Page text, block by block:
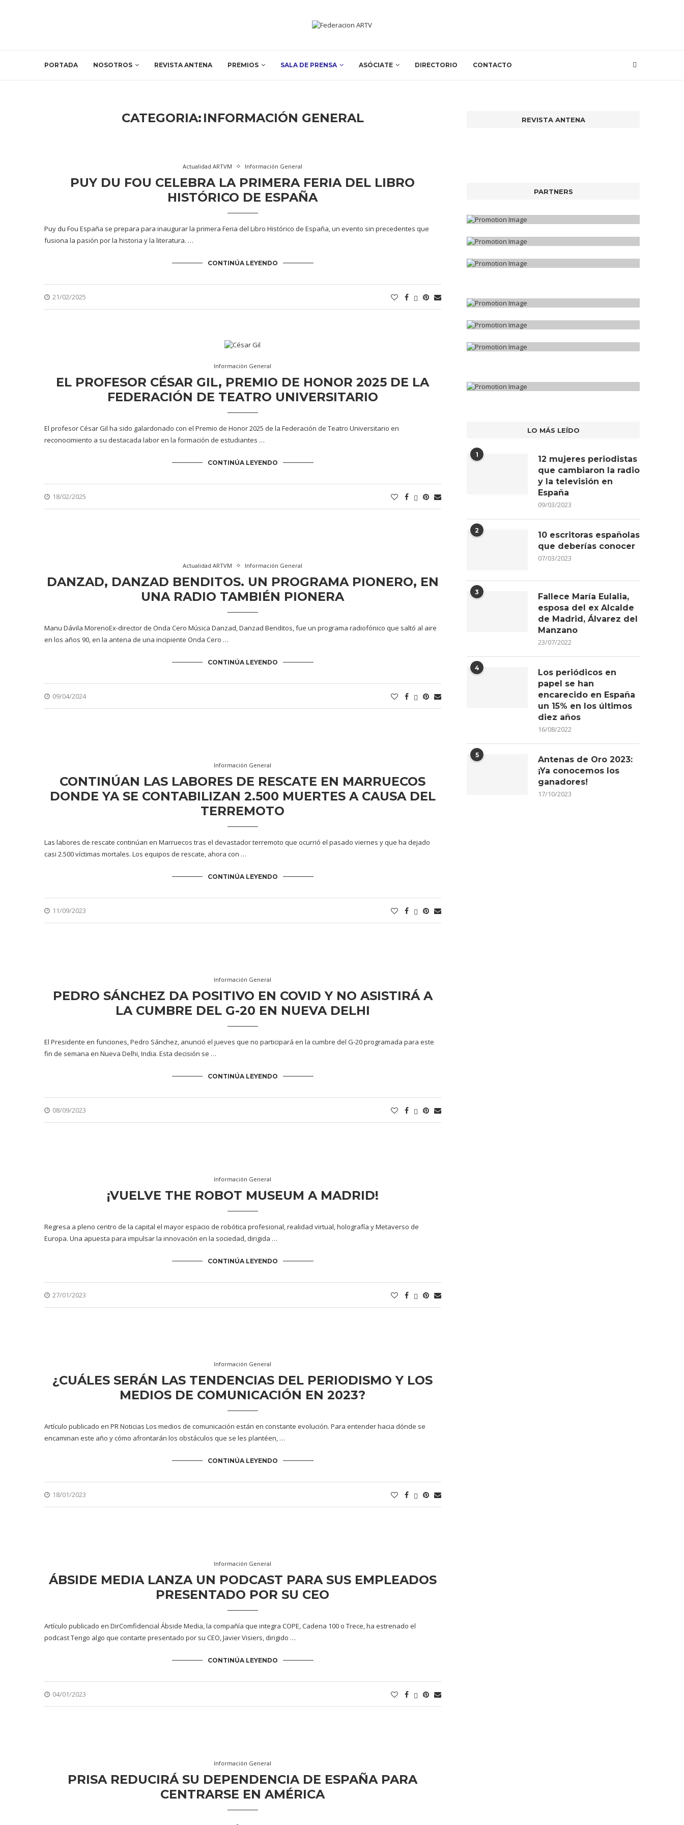
PORTADA NOSOTROS REVISTA ANTENA PREMIOS SALA DE PRENSA ASÓCIATE DIRECTORIO CONTACTO
CATEGORIA: INFORMACIÓN GENERAL
Actualidad ARTVM Información General
PUY DU FOU CELEBRA LA PRIMERA FERIA DEL LIBRO
HISTÓRICO DE ESPAÑA
Puy du Fou España se prepara para inaugurar la primera Feria del Libro Histórico de España, un evento sin precedentes que
fusiona la pasión por la historia y la literatura. …
CONTINÚA LEYENDO
21/02/2025
Información General
EL PROFESOR CÉSAR GIL, PREMIO DE HONOR 2025 DE LA
FEDERACIÓN DE TEATRO UNIVERSITARIO
El profesor César Gil ha sido galardonado con el Premio de Honor 2025 de la Federación de Teatro Universitario en
reconocimiento a su destacada labor en la formación de estudiantes …
CONTINÚA LEYENDO
18/02/2025
Actualidad ARTVM Información General
DANZAD, DANZAD BENDITOS. UN PROGRAMA PIONERO, EN
UNA RADIO TAMBIÉN PIONERA
Manu Dávila MorenoEx-director de Onda Cero Música Danzad, Danzad Benditos, fue un programa radiofónico que saltó al aire
en los años 90, en la antena de una incipiente Onda Cero …
CONTINÚA LEYENDO
09/04/2024
Información General
CONTINÚAN LAS LABORES DE RESCATE EN MARRUECOS
DONDE YA SE CONTABILIZAN 2.500 MUERTES A CAUSA DEL
TERREMOTO
Las labores de rescate continúan en Marruecos tras el devastador terremoto que ocurrió el pasado viernes y que ha dejado
casi 2.500 víctimas mortales. Los equipos de rescate, ahora con …
CONTINÚA LEYENDO
11/09/2023
Información General
PEDRO SÁNCHEZ DA POSITIVO EN COVID Y NO ASISTIRÁ A
LA CUMBRE DEL G-20 EN NUEVA DELHI
El Presidente en funciones, Pedro Sánchez, anunció el jueves que no participará en la cumbre del G-20 programada para este
fin de semana en Nueva Delhi, India. Esta decisión se …
CONTINÚA LEYENDO
08/09/2023
Información General
¡VUELVE THE ROBOT MUSEUM A MADRID!
Regresa a pleno centro de la capital el mayor espacio de robótica profesional, realidad virtual, holografía y Metaverso de
Europa. Una apuesta para impulsar la innovación en la sociedad, dirigida …
CONTINÚA LEYENDO
27/01/2023
Información General
¿CUÁLES SERÁN LAS TENDENCIAS DEL PERIODISMO Y LOS
MEDIOS DE COMUNICACIÓN EN 2023?
Artículo publicado en PR Noticias Los medios de comunicación están en constante evolución. Para entender hacia dónde se
encaminan este año y cómo afrontarán los obstáculos que se les plantéen, …
CONTINÚA LEYENDO
18/01/2023
Información General
ÁBSIDE MEDIA LANZA UN PODCAST PARA SUS EMPLEADOS
PRESENTADO POR SU CEO
Artículo publicado en DirComfidencial Ábside Media, la compañía que integra COPE, Cadena 100 o Trece, ha estrenado el
podcast Tengo algo que contarte presentado por su CEO, Javier Visiers, dirigido …
CONTINÚA LEYENDO
04/01/2023
Información General
PRISA REDUCIRÁ SU DEPENDENCIA DE ESPAÑA PARA
CENTRARSE EN AMÉRICA
REVISTA ANTENA
PARTNERS
LO MÁS LEÍDO
1
12 mujeres periodistas
que cambiaron la radio
y la televisión en
España
09/03/2023
2
10 escritoras españolas
que deberías conocer
07/03/2023
3
Fallece María Eulalia,
esposa del ex Alcalde
de Madrid, Álvarez del
Manzano
23/07/2022
4
Los periódicos en
papel se han
encarecido en España
un 15% en los últimos
diez años
16/08/2022
5
Antenas de Oro 2023:
¡Ya conocemos los
ganadores!
17/10/2023